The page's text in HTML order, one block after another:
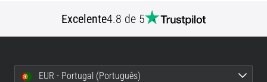
Excelente4.8 de 5
EUR - Portugal (Português)